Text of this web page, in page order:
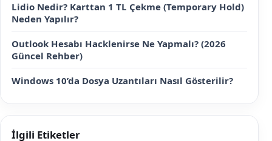
Lidio Nedir? Karttan 1 TL Çekme (Temporary Hold)
Neden Yapılır?
Outlook Hesabı Hacklenirse Ne Yapmalı? (2026
Güncel Rehber)
Windows 10’da Dosya Uzantıları Nasıl Gösterilir?
İlgili Etiketler